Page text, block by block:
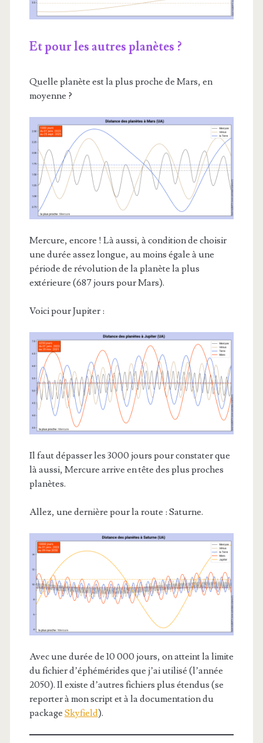
Et pour les autres planètes ?
Quelle planète est la plus proche de Mars, en
moyenne ?
Mercure, encore ! Là aussi, à condition de choisir
une durée assez longue, au moins égale à une
période de révolution de la planète la plus
extérieure (687 jours pour Mars).
Voici pour Jupiter :
Il faut dépasser les 3000 jours pour constater que
là aussi, Mercure arrive en tête des plus proches
planètes.
Allez, une dernière pour la route : Saturne.
Avec une durée de 10 000 jours, on atteint la limite
du fichier d’éphémérides que j’ai utilisé (l’année
2050). Il existe d’autres fichiers plus étendus (se
reporter à mon script et à la documentation du
package Skyfield).